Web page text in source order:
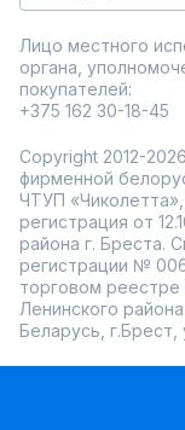
Лицо местного
органа,
покупателей:
+375 162 30-18-45
Copyright 2012-
фирменной
ЧТУП «Чиколетта»,
регистрация от
района г. Бреста.
регистрации №
торговом реестре
Ленинского
Беларусь, г.Брест,